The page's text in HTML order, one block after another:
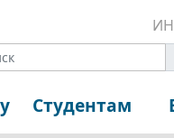
Студентам